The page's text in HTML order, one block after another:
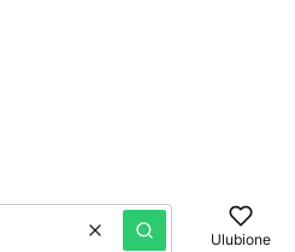
WyczyśćSzukaj Ulubione